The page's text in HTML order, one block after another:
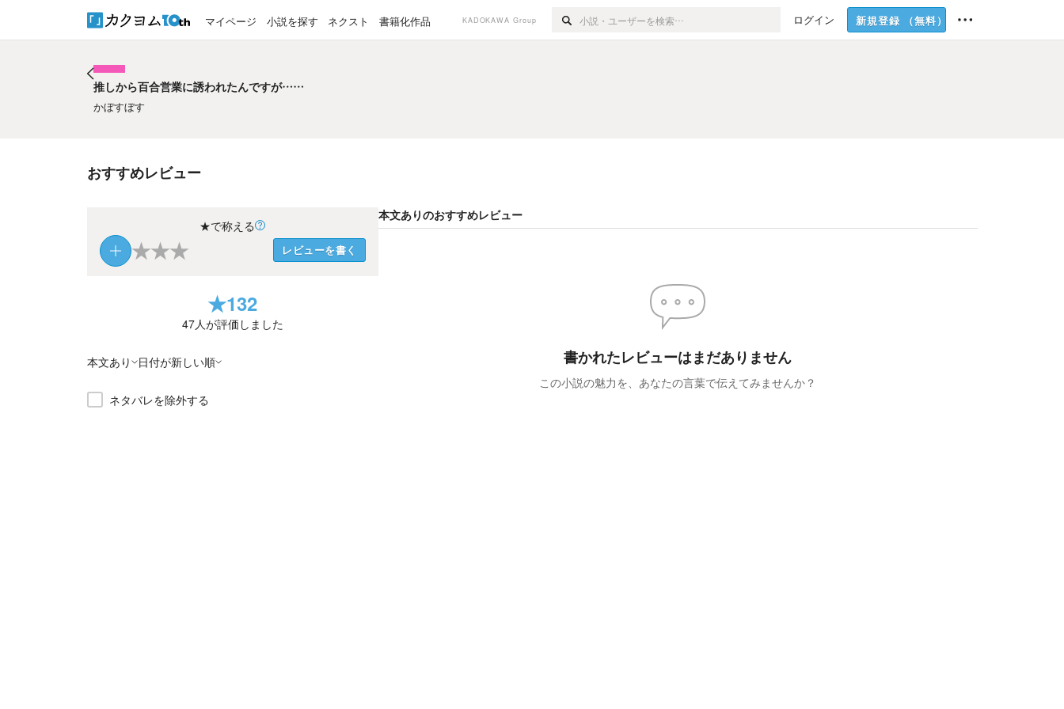
マイページ 小説を探す ネクスト 書籍化作品 KADOKAWA Group ログイン 新規登録 （無料）
推しから百合営業に誘われたんですが……
かぼすぼす
おすすめレビュー
★で称える
★★★ レビューを書く
★132
47人が評価しました
本文あり 日付が新しい順
ネタバレを除外する
本文ありのおすすめレビュー
書かれたレビューはまだありません
この小説の魅力を、あなたの言葉で伝えてみませんか？